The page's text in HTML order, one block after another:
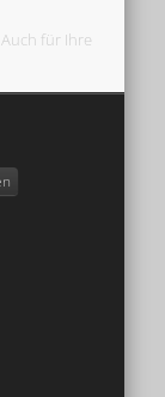
für Ihre